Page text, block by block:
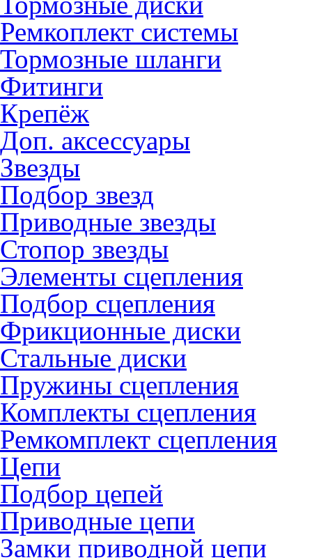
Ремкоплект системы
Тормозные шланги
Фитинги
Крепёж
Доп. аксессуары
Звезды
Подбор звезд
Приводные звезды
Стопор звезды
Элементы сцепления
Подбор сцепления
Фрикционные диски
Стальные диски
Пружины сцепления
Комплекты сцепления
Ремкомплект сцепления
Цепи
Подбор цепей
Приводные цепи
Замки приводной цепи